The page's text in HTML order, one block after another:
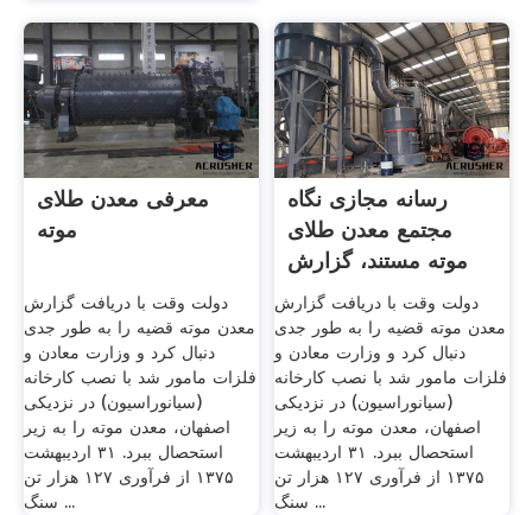
معرفی معدن طلای
موته
دولت وقت با دریافت گزارش
معدن موته قضیه را به طور جدی
دنبال کرد و وزارت معادن و
فلزات مامور شد با نصب کارخانه
(سیانوراسیون) در نزدیکی
اصفهان، معدن موته را به زیر
استحصال ببرد. ۳۱ اردیبهشت
۱۳۷۵ از فرآوری ۱۲۷ هزار تن
سنگ ...
رسانه مجازی نگاه
مجتمع معدن طلای
موته مستند، گزارش
دولت وقت با دریافت گزارش
معدن موته قضیه را به طور جدی
دنبال کرد و وزارت معادن و
فلزات مامور شد با نصب کارخانه
(سیانوراسیون) در نزدیکی
اصفهان، معدن موته را به زیر
استحصال ببرد. ۳۱ اردیبهشت
۱۳۷۵ از فرآوری ۱۲۷ هزار تن
سنگ ...